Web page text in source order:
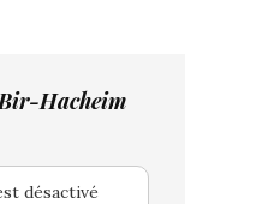
Hacheim
désactivé